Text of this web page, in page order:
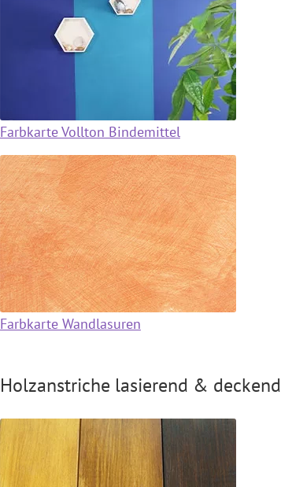
Farbkarte Vollton Bindemittel
Farbkarte Wandlasuren
Holzanstriche lasierend & deckend